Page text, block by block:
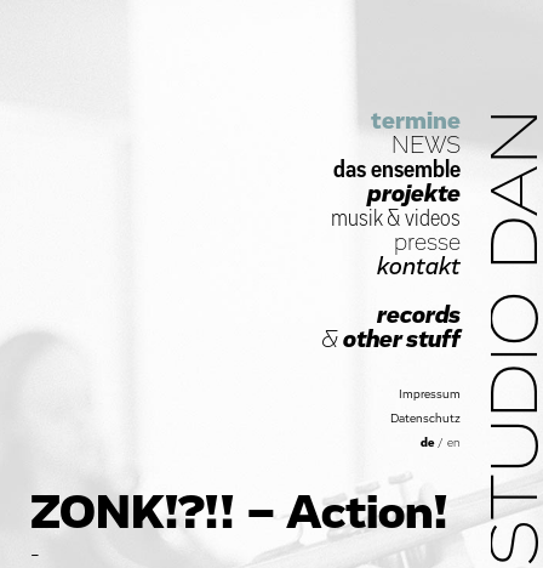
termine
NEWS
das ensemble
projekte
musik& videos
presse
kontakt
records
& other stuff
Impressum
Datenschutz
de/ en
ZONK!?!! – Action!
-